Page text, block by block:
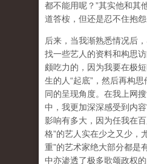
都不能用呢？”其实他和其
道答桉，但还是忍不住抱怨
后来，当我渐熟悉情况后
找一些艺人的资料和构思
颇吃力的，因为我要在极
生的人“起底”，然后再构
同的呈现角度。在我上网
中，我更加深深感受到内
影响有多大，因为任我在
格”的艺人实在少之又少，
重”的艺术家绝大部分都是
中亦渗透了极多歌颂政权